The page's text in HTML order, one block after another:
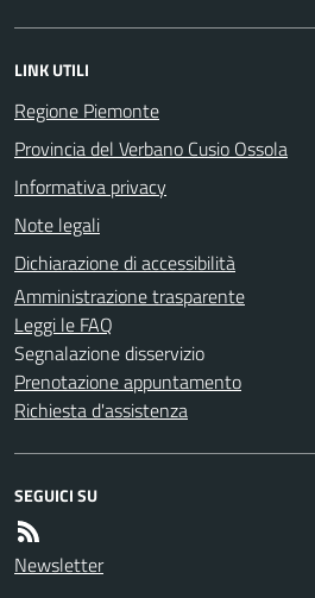
LINK UTILI
Regione Piemonte
Provincia del Verbano Cusio Ossola
Informativa privacy
Note legali
Dichiarazione di accessibilità
Amministrazione trasparente
Leggi le FAQ
Segnalazione disservizio
Prenotazione appuntamento
Richiesta d'assistenza
SEGUICI SU
Newsletter